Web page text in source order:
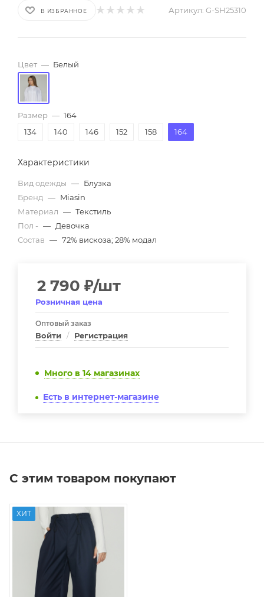
В ИЗБРАННОЕ Артикул: G-SH25310
Цвет — Белый
Размер — 164
134
140 146 152 158 164
Характеристики
Вид одежды — Блузка
Бренд — Miasin
Материал — Текстиль
Пол - — Девочка
Состав — 72% вискоза; 28% модал
2 790 ₽/шт
Розничная цена
Оптовый заказ
Войти / Регистрация
Много в 14 магазинах
Есть в интернет-магазине
С этим товаром покупают
ХИТ